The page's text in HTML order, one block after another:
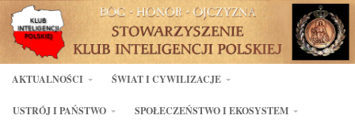
AKTUALNOŚCI ŚWIAT I CYWILIZACJE
USTRÓJ I PAŃSTWO SPOŁECZEŃSTWO I EKOSYSTEM